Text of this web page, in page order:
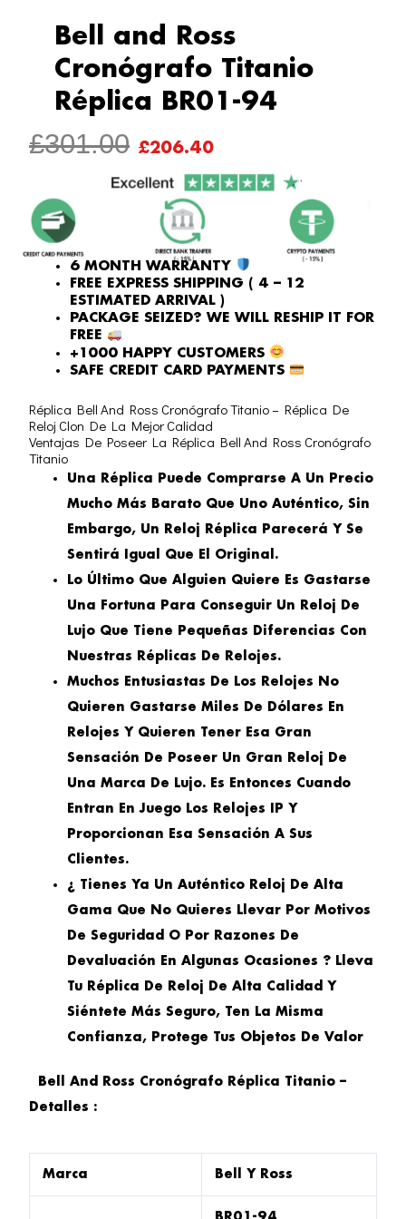
Bell and Ross
Cronógrafo Titanio
Réplica BR01-94
£301.00 ORIGINAL
PRICE
WAS:
£301.00.
£206.40CURRENT
PRICE
IS:
£206.40.
6 MONTH WARRANTY
FREE EXPRESS SHIPPING ( 4 – 12
ESTIMATED ARRIVAL )
PACKAGE SEIZED? WE WILL RESHIP IT FOR
FREE
+1000 HAPPY CUSTOMERS
SAFE CREDIT CARD PAYMENTS
Réplica Bell And Ross Cronógrafo Titanio – Réplica De
Reloj Clon De La Mejor Calidad
Ventajas De Poseer La Réplica Bell And Ross Cronógrafo
Titanio
Una Réplica Puede Comprarse A Un Precio
Mucho Más Barato Que Uno Auténtico, Sin
Embargo, Un Reloj Réplica Parecerá Y Se
Sentirá Igual Que El Original.
Lo Último Que Alguien Quiere Es Gastarse
Una Fortuna Para Conseguir Un Reloj De
Lujo Que Tiene Pequeñas Diferencias Con
Nuestras Réplicas De Relojes.
Muchos Entusiastas De Los Relojes No
Quieren Gastarse Miles De Dólares En
Relojes Y Quieren Tener Esa Gran
Sensación De Poseer Un Gran Reloj De
Una Marca De Lujo. Es Entonces Cuando
Entran En Juego Los Relojes IP Y
Proporcionan Esa Sensación A Sus
Clientes.
¿ Tienes Ya Un Auténtico Reloj De Alta
Gama Que No Quieres Llevar Por Motivos
De Seguridad O Por Razones De
Devaluación En Algunas Ocasiones ? Lleva
Tu Réplica De Reloj De Alta Calidad Y
Siéntete Más Seguro, Ten La Misma
Confianza, Protege Tus Objetos De Valor
Bell And Ross Cronógrafo Réplica Titanio –
Detalles :
Marca Bell Y Ross